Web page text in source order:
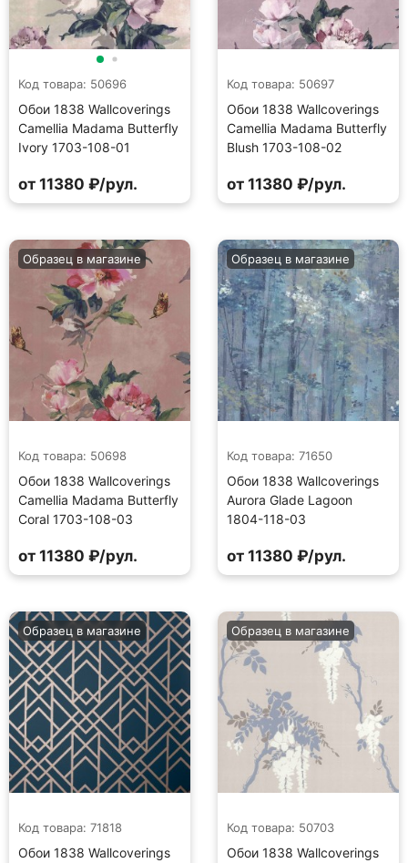
Код товара: 50696
Обои 1838 Wallcoverings
Camellia Madama Butterfly
Ivory 1703-108-01
от 11380 ₽/рул.
Код товара: 50697
Обои 1838 Wallcoverings
Camellia Madama Butterfly
Blush 1703-108-02
от 11380 ₽/рул.
Код товара: 50698
Обои 1838 Wallcoverings
Camellia Madama Butterfly
Coral 1703-108-03
Образец в магазине
от 11380 ₽/рул.
Код товара: 71650
Обои 1838 Wallcoverings
Aurora Glade Lagoon
1804-118-03
Образец в магазине
от 11380 ₽/рул.
Код товара: 71818
Обои 1838 Wallcoverings
Образец в магазине
Код товара: 50703
Обои 1838 Wallcoverings
Образец в магазине